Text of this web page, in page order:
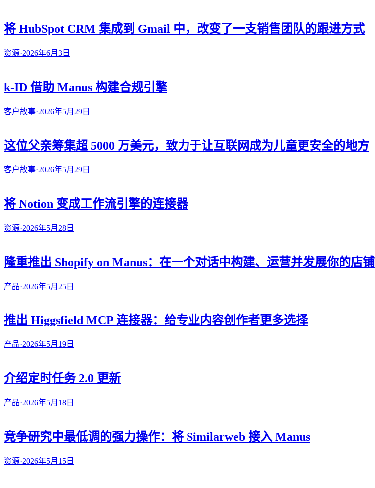
将 HubSpot CRM 集成到 Gmail 中，改变了一支销售团队的跟进方式
资源·2026年6月3日
k-ID 借助 Manus 构建合规引擎
客户故事·2026年5月29日
这位父亲筹集超 5000 万美元，致力于让互联网成为儿童更安全的地方
客户故事·2026年5月29日
将 Notion 变成工作流引擎的连接器
资源·2026年5月28日
隆重推出 Shopify on Manus：在一个对话中构建、运营并发展你的店铺
产品·2026年5月25日
推出 Higgsfield MCP 连接器：给专业内容创作者更多选择
产品·2026年5月19日
介绍定时任务 2.0 更新
产品·2026年5月18日
竞争研究中最低调的强力操作：将 Similarweb 接入 Manus
资源·2026年5月15日